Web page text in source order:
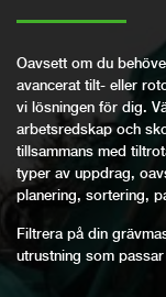
Oavsett om du
avancerat tilt- eller
vi lösningen för dig.
arbetsredskap och
tillsammans med
typer av uppdrag,
planering, sortering,
Filtrera på din
utrustning som